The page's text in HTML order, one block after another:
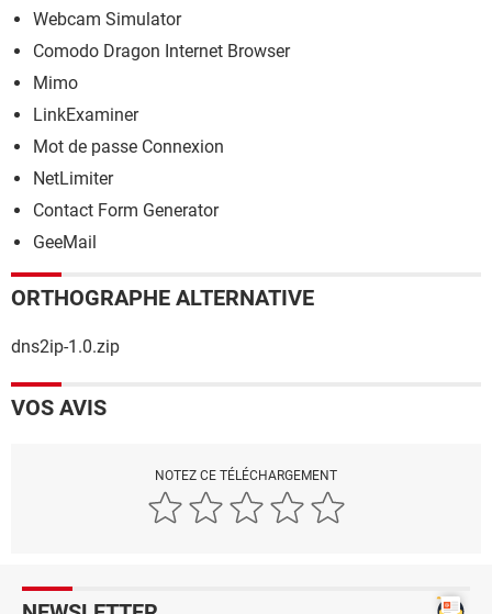
Webcam Simulator
Comodo Dragon Internet Browser
Mimo
LinkExaminer
Mot de passe Connexion
NetLimiter
Contact Form Generator
GeeMail
ORTHOGRAPHE ALTERNATIVE
dns2ip-1.0.zip
VOS AVIS
NOTEZ CE TÉLÉCHARGEMENT